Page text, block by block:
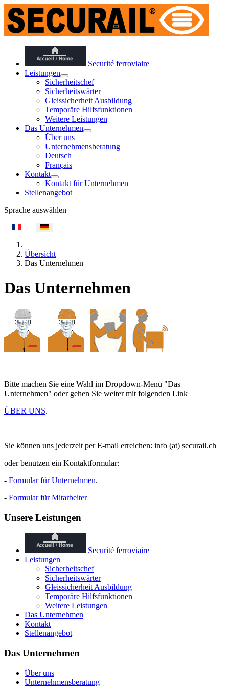
Securité ferroviaire
Leistungen
Sicherheitschef
Sicherheitswärter
Gleissicherheit Ausbildung
Temporäre Hilfsfunktionen
Weitere Leistungen
Das Unternehmen
Über uns
Unternehmensberatung
Deutsch
Français
Kontakt
Kontakt für Unternehmen
Stellenangebot
Sprache auswählen
Übersicht
Das Unternehmen
Das Unternehmen
Bitte machen Sie eine Wahl im Dropdown-Menü "Das
Unternehmen" oder gehen Sie weiter mit folgenden Link
ÜBER UNS.
Sie können uns jederzeit per E-mail erreichen: info (at) securail.ch
oder benutzen ein Kontaktformular:
- Formular für Unternehmen.
- Formular für Mitarbeiter
Unsere Leistungen
Securité ferroviaire
Leistungen
Sicherheitschef
Sicherheitswärter
Gleissicherheit Ausbildung
Temporäre Hilfsfunktionen
Weitere Leistungen
Das Unternehmen
Kontakt
Stellenangebot
Das Unternehmen
Über uns
Unternehmensberatung